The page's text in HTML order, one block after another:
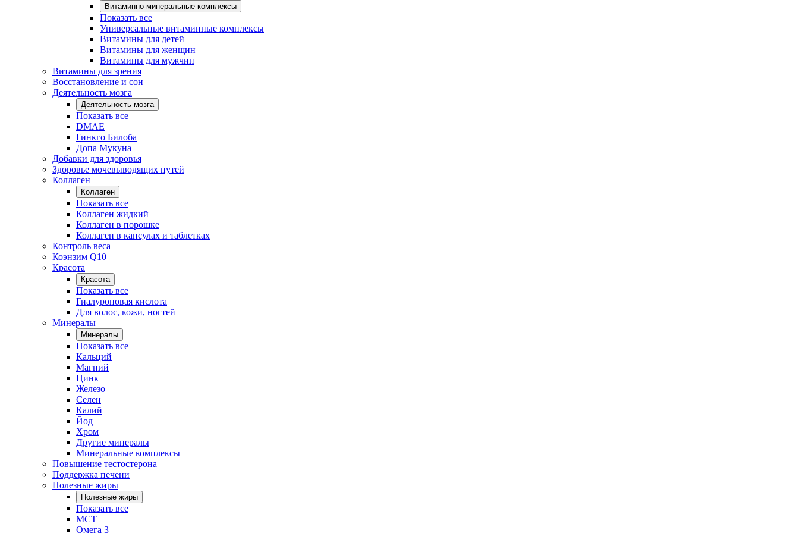
Витаминно-минеральные комплексы
Показать все
Универсальные витаминные комплексы
Витамины для детей
Витамины для женщин
Витамины для мужчин
Витамины для зрения
Восстановление и сон
Деятельность мозга
Деятельность мозга
Показать все
DMAE
Гинкго Билоба
Допа Мукуна
Добавки для здоровья
Здоровье мочевыводящих путей
Коллаген
Коллаген
Показать все
Коллаген жидкий
Коллаген в порошке
Коллаген в капсулах и таблетках
Контроль веса
Коэнзим Q10
Красота
Красота
Показать все
Гиалуроновая кислота
Для волос, кожи, ногтей
Минералы
Минералы
Показать все
Кальций
Магний
Цинк
Железо
Селен
Калий
Йод
Хром
Другие минералы
Минеральные комплексы
Повышение тестостерона
Поддержка печени
Полезные жиры
Полезные жиры
Показать все
MCT
Омега 3